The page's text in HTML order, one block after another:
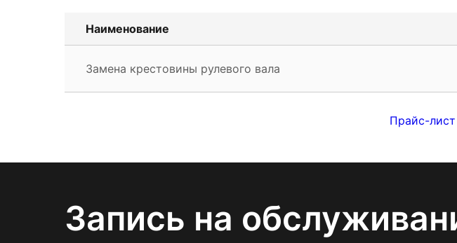
Наименование
Замена крестовины рулевого вала
Прайс-
Запись на